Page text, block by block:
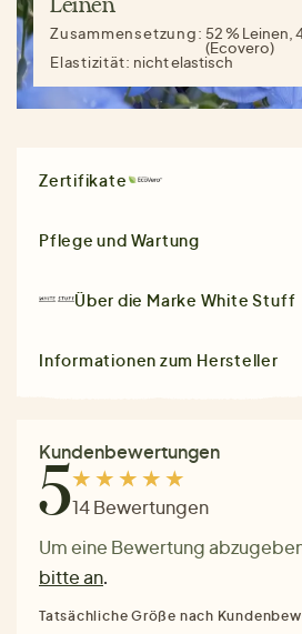
Leinen
Zusammensetzung: 52 % Leinen,
(Ecovero)
Elastizität: nicht elastisch
Zertifikate
Pflege und Wartung
Über die Marke White Stuff
Informationen zum Hersteller
Kundenbewertungen
514 Bewertungen
Um eine Bewertung
bitte an.
Tatsächliche Größe nach